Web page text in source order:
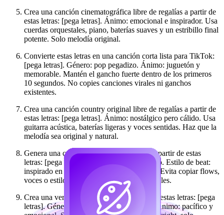
Crea una canción cinematográfica libre de regalías a partir de
estas letras: [pega letras]. Ánimo: emocional e inspirador. Usa
cuerdas orquestales, piano, baterías suaves y un estribillo final
potente. Solo melodía original.
Convierte estas letras en una canción corta lista para TikTok:
[pega letras]. Género: pop pegadizo. Ánimo: juguetón y
memorable. Mantén el gancho fuerte dentro de los primeros
10 segundos. No copies canciones virales ni ganchos
existentes.
Crea una canción country original libre de regalías a partir de
estas letras: [pega letras]. Ánimo: nostálgico pero cálido. Usa
guitarra acústica, baterías ligeras y voces sentidas. Haz que la
melodía sea original y natural.
Genera una canción rap libre de regalías a partir de estas
letras: [pega letras]. Ánimo: seguro y limpio. Estilo de beat:
inspirado en el trap moderno pero original. Evita copiar flows,
voces o estilos de producción de artistas reales.
Crea una versión instrumental inspirada en estas letras: [pega
letras]. Género: ambient cinematográfico. Ánimo: pacífico y